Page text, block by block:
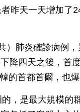
昨天一天增加了
肺炎確診病例，
降四天之後，首
的首都首爾，也爆
，是最大規模的